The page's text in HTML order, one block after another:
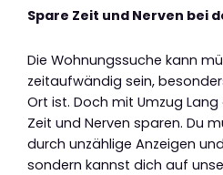
Spare Zeit und Nerven bei
Die Wohnungssuche kann
zeitaufwändig sein,
Ort ist. Doch mit Umzug
Zeit und Nerven sparen. Du
durch unzählige Anzeigen
sondern kannst dich auf